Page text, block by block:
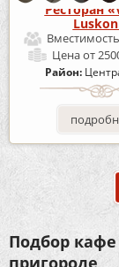
Ресторан
Ценаот
Район:
Подбор
пригороде